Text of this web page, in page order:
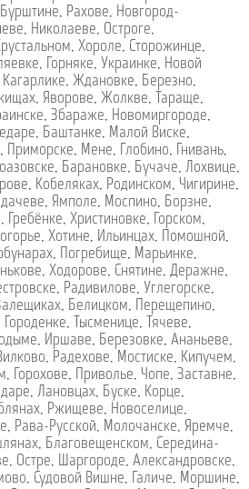
Бурштине, Рахове, Новгород-
, Николаеве, Остроге,
, Хороле, Сторожинце,
, Горняке, Украинке, Новой
Кагарлике, Ждановке, Березно,
, Яворове, Жолкве, Тараще,
, Збараже, Новомиргороде,
, Баштанке, Малой Виске,
, Приморске, Мене, Глобино, Гнивань,
, Барановке, Бучаче, Лохвице,
, Кобеляках, Родинском, Чигирине,
, Ямполе, Моспино, Борзне,
, Гребёнке, Христиновке, Горском,
, Хотине, Ильинцах, Помошной,
, Погребище, Марьинке,
, Ходорове, Снятине, Деражне,
, Радивилове, Углегорске,
, Белицком, Перещепино,
Городенке, Тысменице, Тячеве,
, Иршаве, Березовке, Ананьеве,
, Радехове, Мостиске, Кипучем,
, Горохове, Приволье, Чопе, Заставне,
, Лановцах, Буске, Корце,
, Ржищеве, Новоселице,
, Рава-Русской, Молочанске, Яремче,
, Благовещенском, Середина-
, Остре, Шаргороде, Александровске,
, Судовой Вишне, Галиче, Моршине,